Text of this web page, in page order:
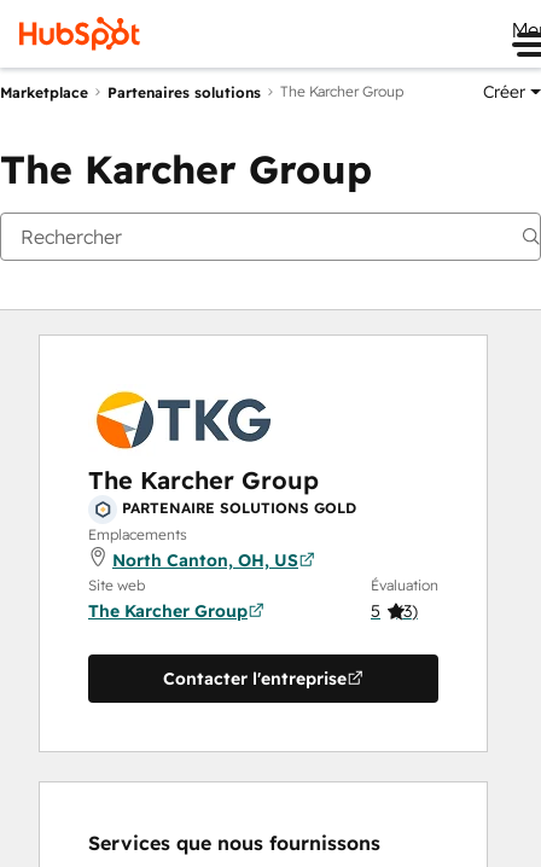
Marketplace Partenaires solutions The Karcher Group Créer
The Karcher Group
The Karcher Group
PARTENAIRE SOLUTIONS GOLD
Emplacements
North Canton, OH, US
Site web
The Karcher Group
Évaluation
5 (3)
Contacter l'entreprise
Services que nous fournissons